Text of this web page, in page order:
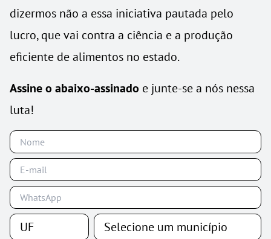
dizermos não a essa iniciativa pautada pelo
lucro, que vai contra a ciência e a produção
eficiente de alimentos no estado.
Assine o abaixo-assinado e junte-se a nós nessa
luta!